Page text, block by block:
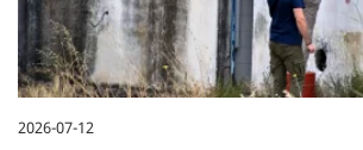
2026-07-12